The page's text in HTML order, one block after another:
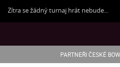
Zítra se žádný turnaj hrát nebude...
PARTNEŘI ČESKÉ